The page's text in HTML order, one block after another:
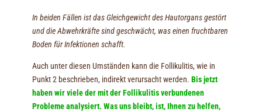
In beiden Fällen ist das Gleichgewicht des Hautorgans gestört
und die Abwehrkräfte sind geschwächt, was einen fruchtbaren
Boden für Infektionen schafft.
Auch unter diesen Umständen kann die Follikulitis, wie in
Punkt 2 beschrieben, indirekt verursacht werden. Bis jetzt
haben wir viele der mit der Follikulitis verbundenen
Probleme analysiert. Was uns bleibt, ist, Ihnen zu helfen,